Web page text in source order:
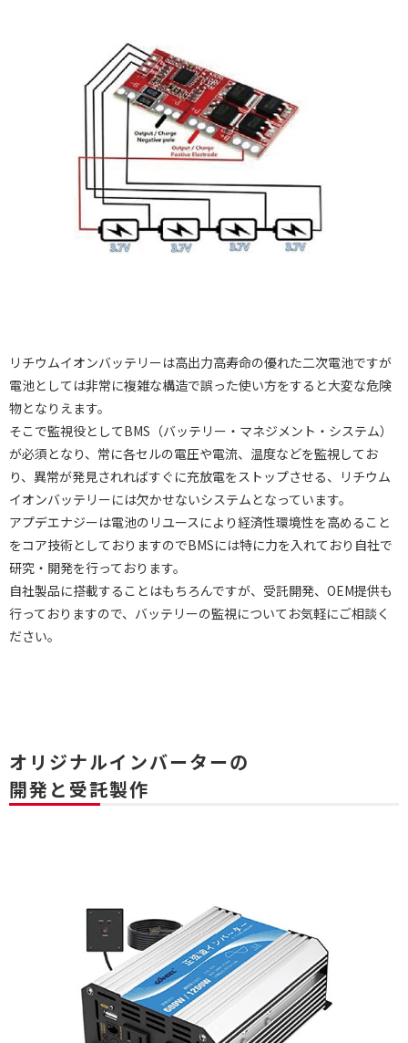
リチウムイオンバッテリーは高出力高寿命の優れた二次電池ですが
電池としては非常に複雑な構造で誤った使い方をすると大変な危険
物となりえます。
そこで監視役としてBMS（バッテリー・マネジメント・システム）
が必須となり、常に各セルの電圧や電流、温度などを監視してお
り、異常が発見されればすぐに充放電をストップさせる、リチウム
イオンバッテリーには欠かせないシステムとなっています。
アプデエナジーは電池のリユースにより経済性環境性を高めること
をコア技術としておりますのでBMSには特に力を入れており自社で
研究・開発を行っております。
自社製品に搭載することはもちろんですが、受託開発、OEM提供も
行っておりますので、バッテリーの監視についてお気軽にご相談く
ださい。
オリジナルインバーターの
開発と受託製作